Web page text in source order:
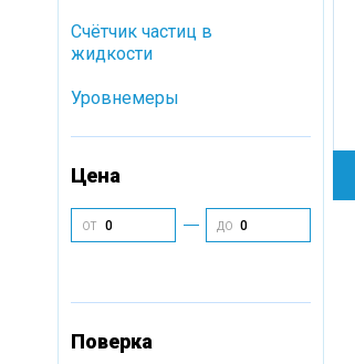
Cчётчик частиц в
жидкости
Уровнемеры
Цена
ОТ ДО
Поверка